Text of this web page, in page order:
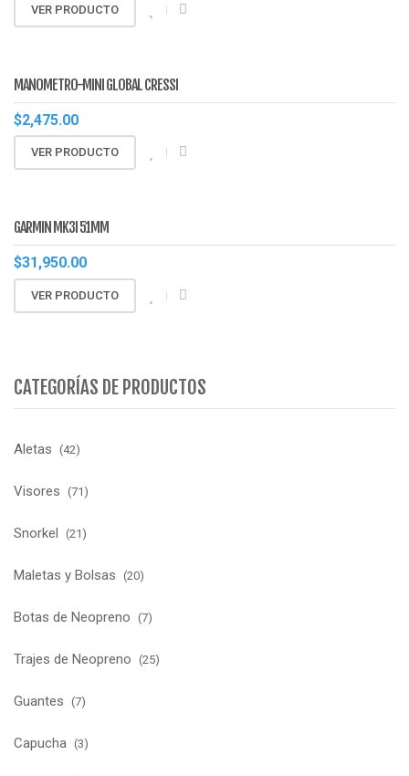
VER PRODUCTO
MANOMETRO-MINI GLOBAL CRESSI
$2,475.00
VER PRODUCTO
GARMIN MK3I 51MM
$31,950.00
VER PRODUCTO
CATEGORÍAS DE PRODUCTOS
Aletas (42)
Visores (71)
Snorkel (21)
Maletas y Bolsas (20)
Botas de Neopreno (7)
Trajes de Neopreno (25)
Guantes (7)
Capucha (3)